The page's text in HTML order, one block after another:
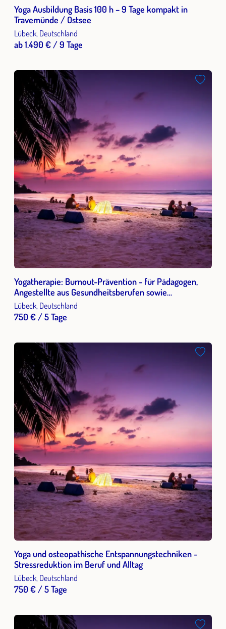
Yoga Ausbildung Basis 100 h – 9 Tage kompakt in
Travemünde / Ostsee
Lübeck, Deutschland
ab 1.490 € / 9 Tage
Yogatherapie: Burnout-Prävention - für Pädagogen,
Angestellte aus Gesundheitsberufen sowie
Multiplikatoren
Lübeck, Deutschland
750 € / 5 Tage
Yoga und osteopathische Entspannungstechniken -
Stressreduktion im Beruf und Alltag
Lübeck, Deutschland
750 € / 5 Tage